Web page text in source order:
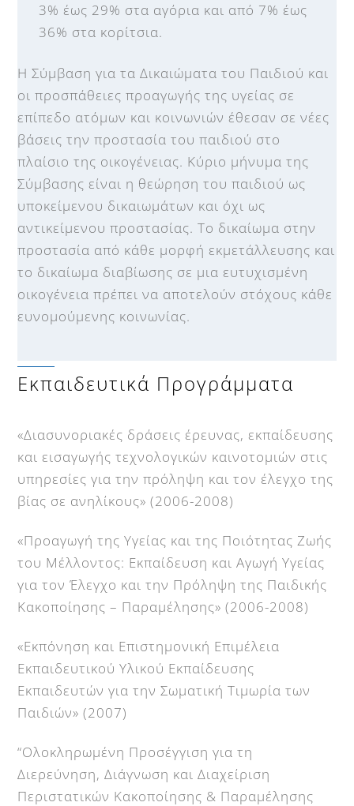
3% έως 29% στα αγόρια και από 7% έως
36% στα κορίτσια.
Η Σύμβαση για τα Δικαιώματα του Παιδιού και
οι προσπάθειες προαγωγής της υγείας σε
επίπεδο ατόμων και κοινωνιών έθεσαν σε νέες
βάσεις την προστασία του παιδιού στο
πλαίσιο της οικογένειας. Κύριο μήνυμα της
Σύμβασης είναι η θεώρηση του παιδιού ως
υποκείμενου δικαιωμάτων και όχι ως
αντικείμενου προστασίας. Το δικαίωμα στην
προστασία από κάθε μορφή εκμετάλλευσης και
το δικαίωμα διαβίωσης σε μια ευτυχισμένη
οικογένεια πρέπει να αποτελούν στόχους κάθε
ευνομούμενης κοινωνίας.
Εκπαιδευτικά Προγράμματα
«Διασυνοριακές δράσεις έρευνας, εκπαίδευσης
και εισαγωγής τεχνολογικών καινοτομιών στις
υπηρεσίες για την πρόληψη και τον έλεγχο της
βίας σε ανηλίκους» (2006-2008)
«Προαγωγή της Υγείας και της Ποιότητας Ζωής
του Μέλλοντος: Εκπαίδευση και Αγωγή Υγείας
για τον Έλεγχο και την Πρόληψη της Παιδικής
Κακοποίησης – Παραμέλησης» (2006-2008)
«Εκπόνηση και Επιστημονική Επιμέλεια
Εκπαιδευτικού Υλικού Εκπαίδευσης
Εκπαιδευτών για την Σωματική Τιμωρία των
Παιδιών» (2007)
“Ολοκληρωμένη Προσέγγιση για τη
Διερεύνηση, Διάγνωση και Διαχείριση
Περιστατικών Κακοποίησης & Παραμέλησης